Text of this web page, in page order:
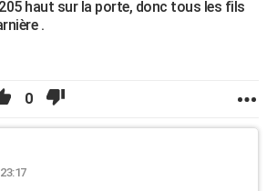
205 haut sur la porte, donc tous les fils
.
0